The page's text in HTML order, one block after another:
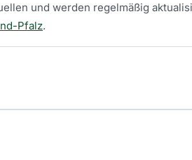
und werden regelmäßig
Pfalz.